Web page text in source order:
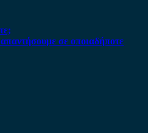
σε οποιαδήποτε